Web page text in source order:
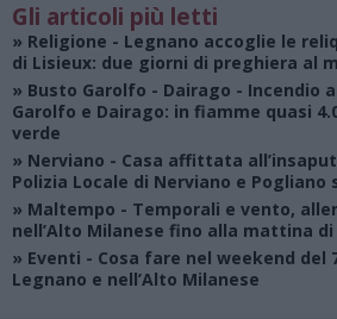
Gli articoli più letti
» Religione - Legnano accoglie le
di Lisieux: due giorni di preghiera al
» Busto Garolfo - Dairago - Incendio
Garolfo e Dairago: in fiamme quasi
verde
» Nerviano - Casa affittata
Polizia Locale di Nerviano e
» Maltempo - Temporali e vento,
nell’Alto Milanese fino alla mattina
» Eventi - Cosa fare nel weekend del
Legnano e nell’Alto Milanese